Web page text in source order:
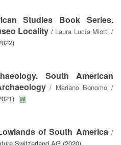
Studies Book Series.
Locality / Laura Lucía Miotti /
South American
/ Mariano Bonomo /
of South America/